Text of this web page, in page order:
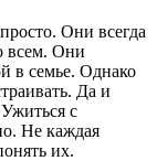
Они всегда
всем. Они
в семье. Однако
Да и
с
Не каждая
их.